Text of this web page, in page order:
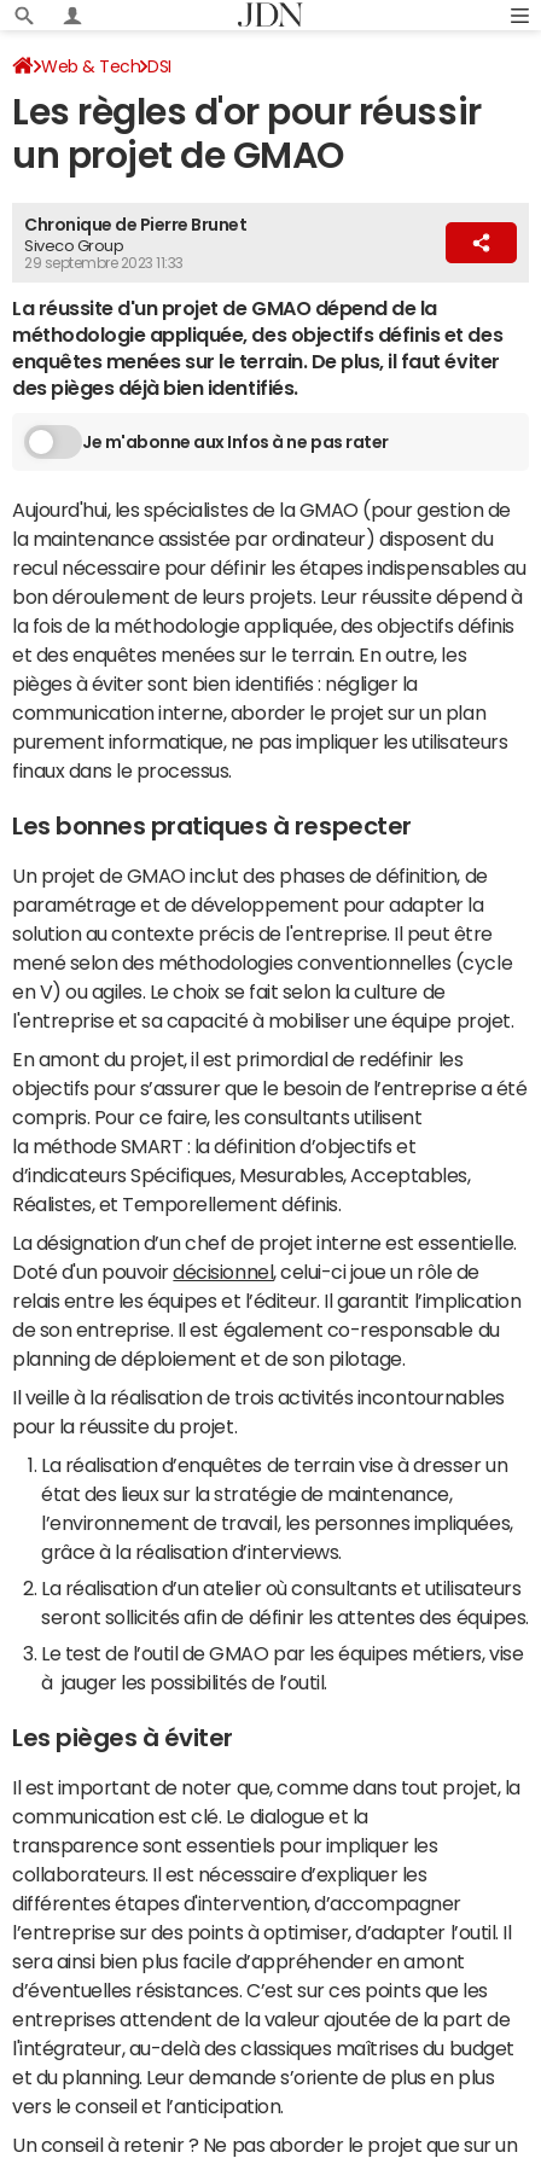
Web & Tech DSI
Les règles d'or pour réussir
un projet de GMAO
Chronique de Pierre Brunet
Siveco Group
29 septembre 2023 11:33
La réussite d'un projet de GMAO dépend de la
méthodologie appliquée, des objectifs définis et des
enquêtes menées sur le terrain. De plus, il faut éviter
des pièges déjà bien identifiés.
Je m'abonne aux Infos à ne pas rater
Aujourd'hui, les spécialistes de la GMAO (pour gestion de
la maintenance assistée par ordinateur) disposent du
recul nécessaire pour définir les étapes indispensables au
bon déroulement de leurs projets. Leur réussite dépend à
la fois de la méthodologie appliquée, des objectifs définis
et des enquêtes menées sur le terrain. En outre, les
pièges à éviter sont bien identifiés : négliger la
communication interne, aborder le projet sur un plan
purement informatique, ne pas impliquer les utilisateurs
finaux dans le processus.
Les bonnes pratiques à respecter
Un projet de GMAO inclut des phases de définition, de
paramétrage et de développement pour adapter la
solution au contexte précis de l'entreprise. Il peut être
mené selon des méthodologies conventionnelles (cycle
en V) ou agiles. Le choix se fait selon la culture de
l'entreprise et sa capacité à mobiliser une équipe projet.
En amont du projet, il est primordial de redéfinir les
objectifs pour s’assurer que le besoin de l’entreprise a été
compris. Pour ce faire, les consultants utilisent
la méthode SMART : la définition d’objectifs et
d’indicateurs Spécifiques, Mesurables, Acceptables,
Réalistes, et Temporellement définis.
La désignation d’un chef de projet interne est essentielle.
Doté d'un pouvoirdécisionnel , celui-ci joue un rôle de
relais entre les équipes et l’éditeur. Il garantit l’implication
de son entreprise. Il est également co-responsable du
planning de déploiement et de son pilotage.
Il veille à la réalisation de trois activités incontournables
pour la réussite du projet.
La réalisation d’enquêtes de terrain vise à dresser un
état des lieux sur la stratégie de maintenance,
l’environnement de travail, les personnes impliquées,
grâce à la réalisation d’interviews.
La réalisation d’un atelier où consultants et utilisateurs
seront sollicités afin de définir les attentes des équipes.
Le test de l’outil de GMAO par les équipes métiers, vise
à jauger les possibilités de l’outil.
Les pièges à éviter
Il est important de noter que, comme dans tout projet, la
communication est clé. Le dialogue et la
transparence sont essentiels pour impliquer les
collaborateurs. Il est nécessaire d’expliquer les
différentes étapes d'intervention, d’accompagner
l’entreprise sur des points à optimiser, d’adapter l’outil. Il
sera ainsi bien plus facile d’appréhender en amont
d’éventuelles résistances. C’est sur ces points que les
entreprises attendent de la valeur ajoutée de la part de
l'intégrateur, au-delà des classiques maîtrises du budget
et du planning. Leur demande s’oriente de plus en plus
vers le conseil et l’anticipation.
Un conseil à retenir ? Ne pas aborder le projet que sur un